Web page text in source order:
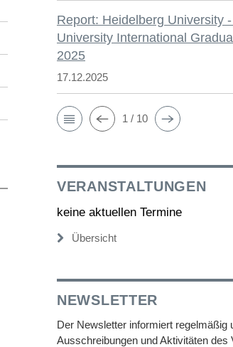
Report: Heidelberg University
University International
2025
17.12.2025
1 / 10
VERANSTALTUNGEN
keine aktuellen Termine
Übersicht
NEWSLETTER
Der Newsletter informiert regelmäßig
Ausschreibungen und Aktivitäten des